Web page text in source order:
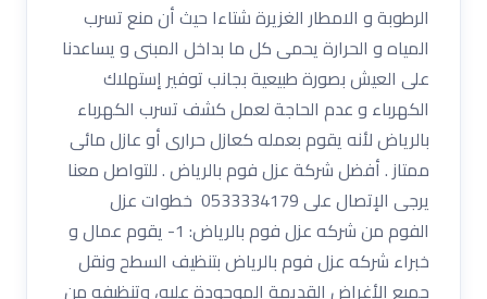
الرطوبة و الامطار الغزيرة شتاءا حيث أن منع تسرب
المياه و الحرارة يحمى كل ما بداخل المبنى و يساعدنا
على العيش بصورة طبيعية بجانب توفير إستهلاك
الكهرباء و عدم الحاجة لعمل كشف تسرب الكهرباء
بالرياض لأنه يقوم بعمله كعازل حرارى أو عازل مائى
ممتاز . أفضل شركة عزل فوم بالرياض . للتواصل معنا
يرجى الإتصال على 0533334179 خطوات عزل
الفوم من شركه عزل فوم بالرياض: 1- يقوم عمال و
خبراء شركه عزل فوم بالرياض بتنظيف السطح ونقل
جميع الأغراض القديمة الموجودة عليه، وتنظيفه من